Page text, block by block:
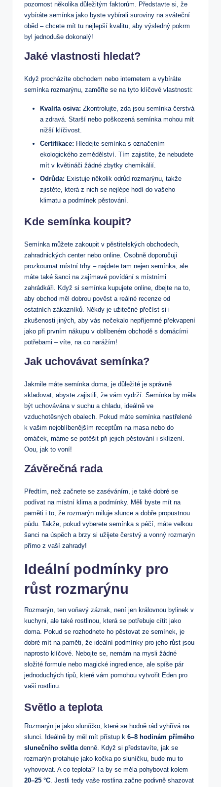
pozornost několika důležitým faktorům. Představte si, že
vybíráte semínka jako byste vybírali suroviny na sváteční
oběd – chcete mít tu nejlepší kvalitu, aby výsledný pokrm
byl jednoduše dokonalý!
Jaké vlastnosti hledat?
Když procházíte obchodem nebo internetem a vybíráte
semínka rozmarýnu, zaměřte se na tyto klíčové vlastnosti:
Kvalita osiva: Zkontrolujte, zda jsou semínka čerstvá
a zdravá. Starší nebo poškozená semínka mohou mít
nižší klíčivost.
Certifikace: Hledejte semínka s označením
ekologického zemědělství. Tím zajistíte, že nebudete
mít v květináči žádné zbytky chemikálií.
Odrůda: Existuje několik odrůd rozmarýnu, takže
zjistěte, která z nich se nejlépe hodí do vašeho
klimatu a podmínek pěstování.
Kde semínka koupit?
Semínka můžete zakoupit v pěstitelských obchodech,
zahradnických center nebo online. Osobně doporučuji
prozkoumat místní trhy – najdete tam nejen semínka, ale
máte také šanci na zajímavé povídání s místními
zahrádkáři. Když si semínka kupujete online, dbejte na to,
aby obchod měl dobrou pověst a reálné recenze od
ostatních zákazníků. Někdy je užitečné přečíst si i
zkušenosti jiných, aby vás nečekalo nepříjemné překvapení
jako při prvním nákupu v oblíbeném obchodě s domácími
potřebami – víte, na co narážím!
Jak uchovávat semínka?
Jakmile máte semínka doma, je důležité je správně
skladovat, abyste zajistili, že vám vydrží. Semínka by měla
být uchovávána v suchu a chladu, ideálně ve
vzduchotěsných obalech. Pokud máte semínka nastřelené
k vašim nejoblíbenějším receptům na masa nebo do
omáček, máme se potěšit při jejich pěstování i sklízení.
Oou, jak to voní!
Závěrečná rada
Předtím, než začnete se zaséváním, je také dobré se
podívat na místní klima a podmínky. Měli byste mít na
paměti i to, že rozmarýn miluje slunce a dobře propustnou
půdu. Takže, pokud vyberete semínka s péčí, máte velkou
šanci na úspěch a brzy si užijete čerstvý a vonný rozmarýn
přímo z vaší zahrady!
Ideální podmínky pro
růst rozmarýnu
Rozmarýn, ten voňavý zázrak, není jen královnou bylinek v
kuchyni, ale také rostlinou, která se potřebuje cítit jako
doma. Pokud se rozhodnete ho pěstovat ze semínek, je
dobré mít na paměti, že ideální podmínky pro jeho růst jsou
naprosto klíčové. Nebojte se, nemám na mysli žádné
složité formule nebo magické ingredience, ale spíše pár
jednoduchých tipů, které vám pomohou vytvořit Eden pro
vaši rostlinu.
Světlo a teplota
Rozmarýn je jako sluníčko, které se hodně rád vyhřívá na
slunci. Ideálně by měl mít přístup k 6–8 hodinám přímého
slunečního světladenně. Když si představíte, jak se
rozmarýn protahuje jako kočka po sluníčku, bude mu to
vyhovovat. A co teplota? Ta by se měla pohybovat kolem
20–25 °C. Jestli tedy vaše rostlina začne podivně shazovat